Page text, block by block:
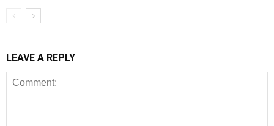
LEAVE A REPLY